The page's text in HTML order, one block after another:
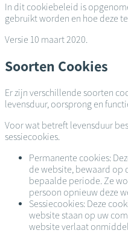
In dit cookiebeleid is
gebruikt worden en hoe deze
Versie 10 maart 2020.
Soorten Cookies
Er zijn verschillende soorten
levensduur, oorsprong en
Voor wat betreft levensduur
sessiecookies.
Permanente cookies:
de website, bewaard op
bepaalde periode. Ze
persoon opnieuw deze
Sessiecookies: Deze
website staan op uw
website verlaat